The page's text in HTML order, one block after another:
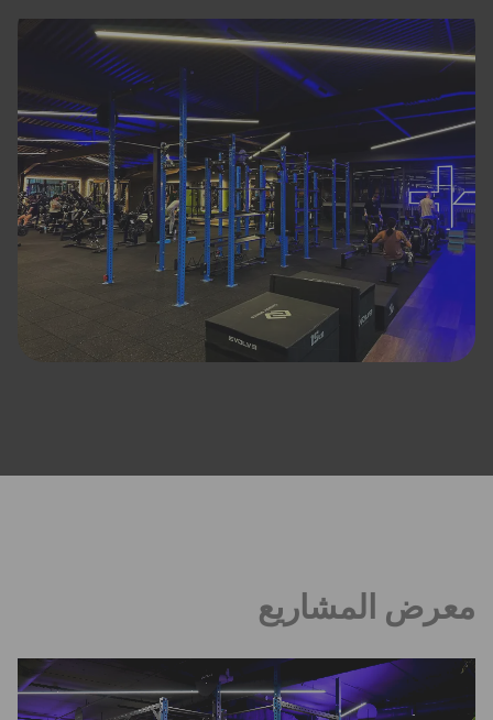
معرض المشاريع